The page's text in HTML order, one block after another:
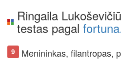
Ringaila
testas pagal
9 Menininkas, filantropas,